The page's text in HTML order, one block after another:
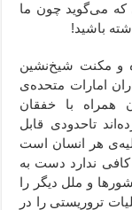
که می‌گوید چون ما
باشید!
و مکنت شیخ‌نشین
امارات متحده‌ی
همراه با خفقان
تاحدودی قابل
هر انسان است
ندارد دست به
و ملل دیگر را
تروریستی را در